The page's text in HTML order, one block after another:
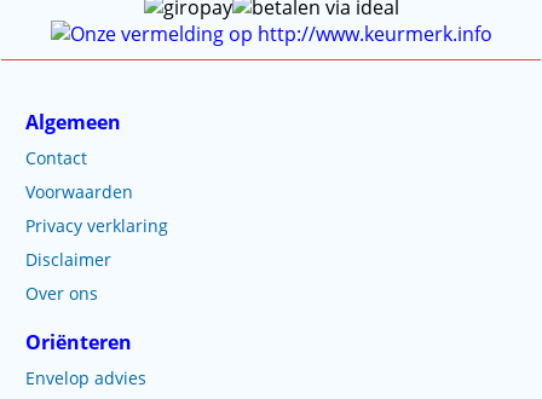
Algemeen
Contact
Voorwaarden
Privacy verklaring
Disclaimer
Over ons
Oriënteren
Envelop advies